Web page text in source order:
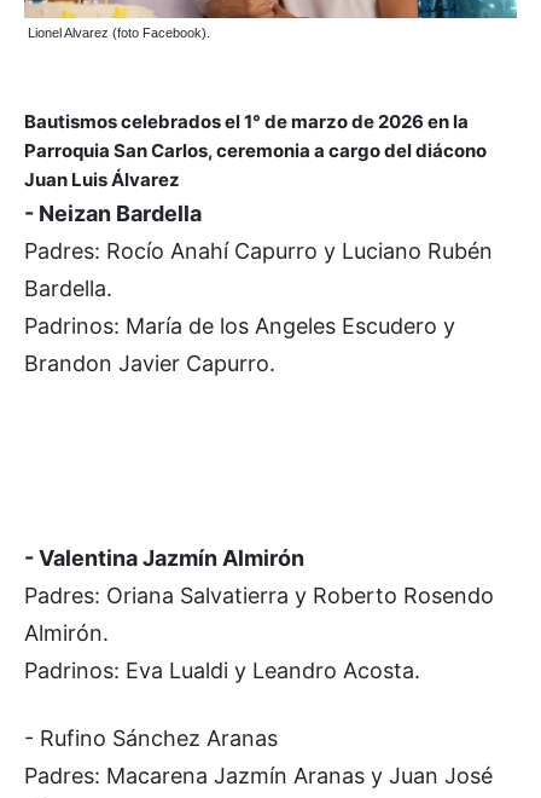
Lionel Alvarez (foto Facebook).
Bautismos celebrados el 1° de marzo de 2026 en la
Parroquia San Carlos, ceremonia a cargo del diácono
Juan Luis Álvarez
- Neizan Bardella
Padres: Rocío Anahí Capurro y Luciano Rubén
Bardella.
Padrinos: María de los Angeles Escudero y
Brandon Javier Capurro.
- Valentina Jazmín Almirón
Padres: Oriana Salvatierra y Roberto Rosendo
Almirón.
Padrinos: Eva Lualdi y Leandro Acosta.
- Rufino Sánchez Aranas
Padres: Macarena Jazmín Aranas y Juan José